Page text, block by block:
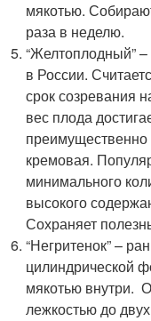
мякотью.
раза в неделю.
“Желтоплодный”
в России.
срок созревания
вес плода
преимущественно
кремовая.
минимального
высокого
Сохраняет
“Негритенок” –
цилиндрической
мякотью внутри.
лежкостью до